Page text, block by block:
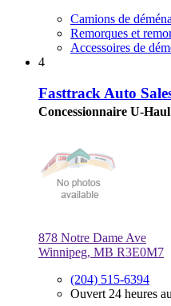
Camions de
Remorques et
Accessoires de
4
Fasttrack Auto
Concessionnaire U-
878 Notre Dame Ave
Winnipeg, MB R3E0M7
(204) 515-6394
Ouvert 24 heures